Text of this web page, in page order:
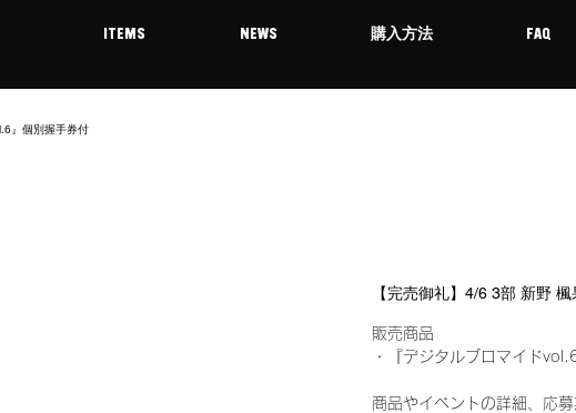
ITEMS NEWS 購入方法 FAQ
【完売御礼】4/6 3部 新野
販売商品
・『デジタルブロマイド
商品やイベントの詳細、応